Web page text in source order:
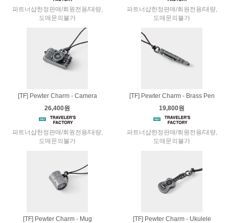
파트너샵한정판매/회원전용/대량,
도매문의불가
파트너샵한정판매/회원전용/대량,
도매문의불가
[TF] Pewter Charm - Camera
26,400원
파트너샵한정판매/회원전용/대량,
도매문의불가
[TF] Pewter Charm - Brass Pen
19,800원
파트너샵한정판매/회원전용/대량,
도매문의불가
[TF] Pewter Charm - Mug
[TF] Pewter Charm - Ukulele